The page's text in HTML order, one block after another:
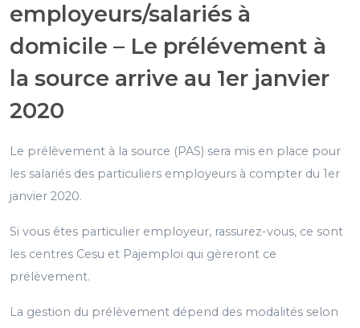
employeurs/salariés à
domicile – Le prélévement à
la source arrive au 1er janvier
2020
Le prélèvement à la source (PAS) sera mis en place pour
les salariés des particuliers employeurs à compter du 1er
janvier 2020.
Si vous êtes particulier employeur, rassurez-vous, ce sont
les centres Cesu et Pajemploi qui gèreront ce
prélèvement.
La gestion du prélèvement dépend des modalités selon